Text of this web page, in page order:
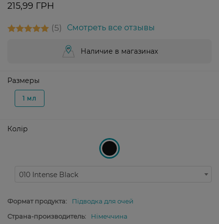
215,99 ГРН
5 Смотреть все отзывы
Наличие в магазинах
Размеры
1 мл
Колір
010 Intense Black
Формат продукта:
Підводка для очей
Страна-производитель:
Німеччина